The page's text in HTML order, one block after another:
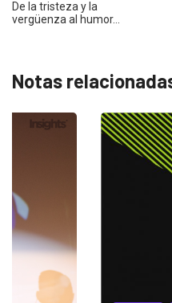
De la tristeza y la
vergüenza al humor…
Notas